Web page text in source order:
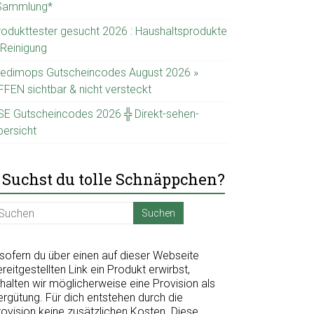
gesucht 2026 : Haushaltsprodukte
Gutscheincodes August 2026 »
sichtbar & nicht versteckt
Gutscheincodes 2026 ╬ Direkt-sehen-
Suchst du tolle Schnäppchen?
du über einen auf dieser Webseite
Link ein Produkt erwirbst,
wir möglicherweise eine Provision als
Für dich entstehen durch die